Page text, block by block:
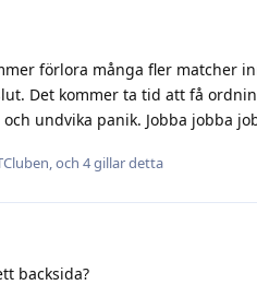
förlora många fler matcher
Det kommer ta tid att få
undvika panik. Jobba jobba
, och 4gillar detta
backsida?